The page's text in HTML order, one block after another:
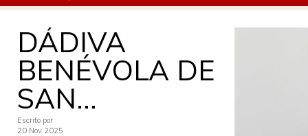
DÁDIVA
BENÉVOLA DE
SAN...
Escrito por
20 Nov 2025